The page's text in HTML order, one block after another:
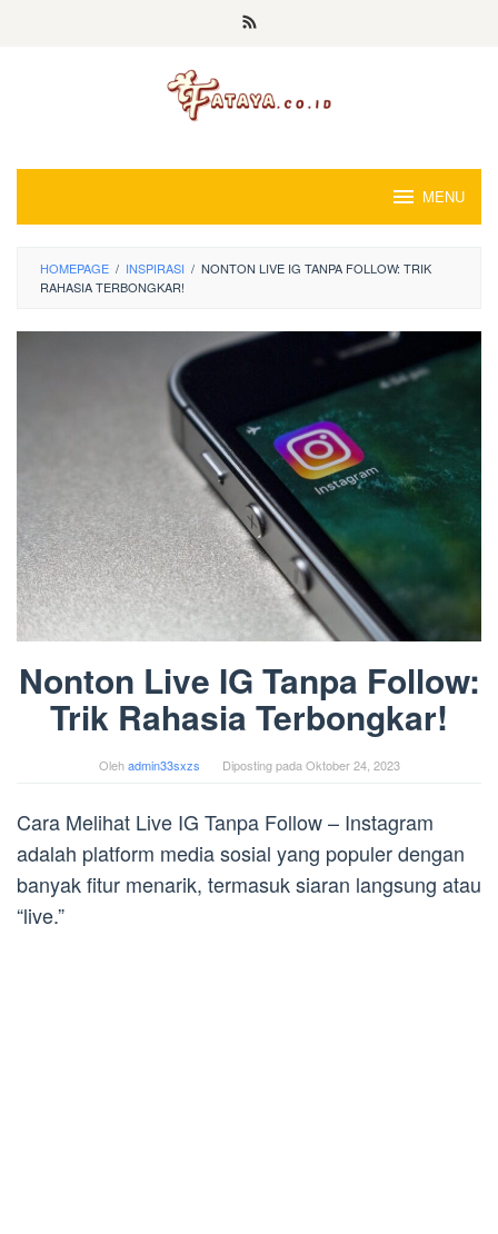
MENU
HOMEPAGE / INSPIRASI / NONTON LIVE IG TANPA FOLLOW: TRIK
RAHASIA TERBONGKAR!
Nonton Live IG Tanpa Follow:
Trik Rahasia Terbongkar!
Olehadmin33sxzs Diposting pada Oktober 24, 2023
Cara Melihat Live IG Tanpa Follow – Instagram
adalah platform media sosial yang populer dengan
banyak fitur menarik, termasuk siaran langsung atau
“live.”